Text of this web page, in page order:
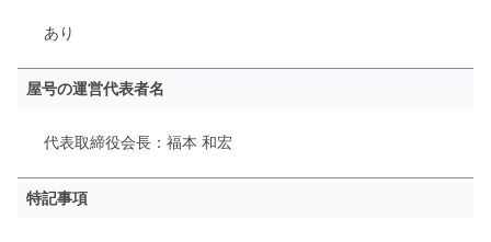
あり
屋号の運営代表者名
代表取締役会長：福本 和宏
特記事項